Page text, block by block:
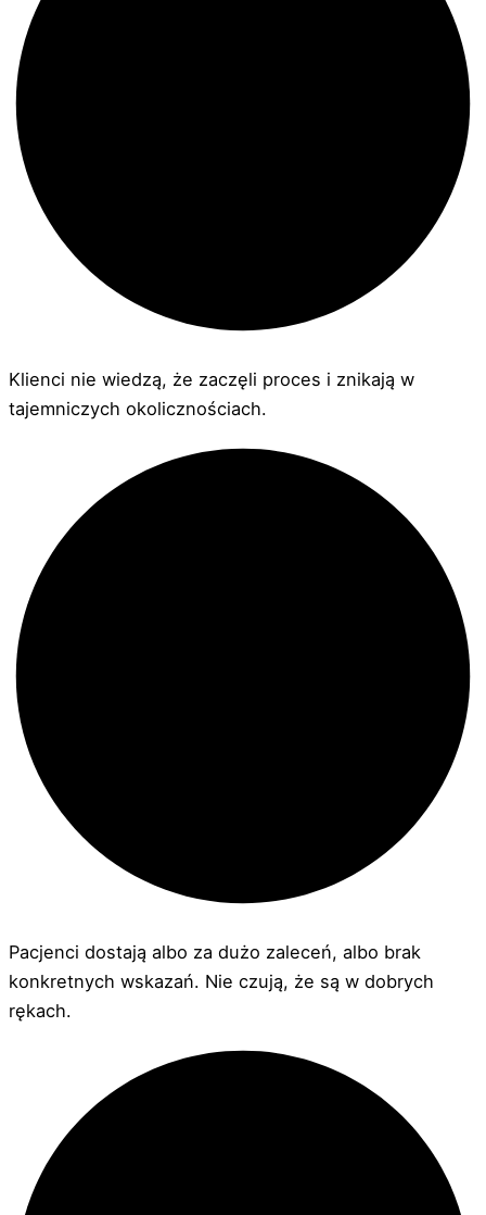
Klienci nie wiedzą, że zaczęli proces i znikają w
tajemniczych okolicznościach.
Pacjenci dostają albo za dużo zaleceń, albo brak
konkretnych wskazań. Nie czują, że są w dobrych
rękach.